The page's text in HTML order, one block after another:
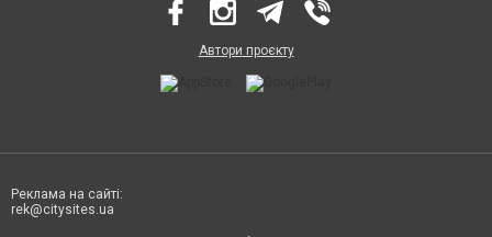
Автори проєкту
Реклама на сайті:
rek@citysites.ua